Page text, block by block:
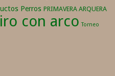
Perros PRIMAVERA ARQUERA
con arco Torneo